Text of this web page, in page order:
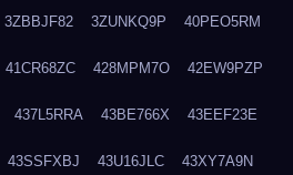
3ZBBJF82 3ZUNKQ9P 40PEO5RM
41CR68ZC 428MPM7O 42EW9PZP
437L5RRA 43BE766X 43EEF23E
43SSFXBJ 43U16JLC 43XY7A9N